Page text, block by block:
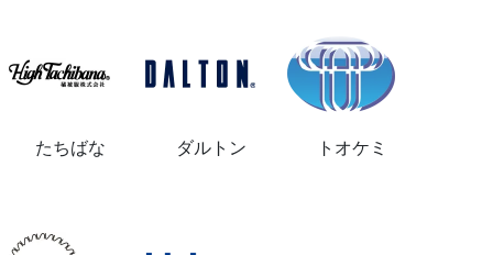
たちばな ダルトン トオケミ